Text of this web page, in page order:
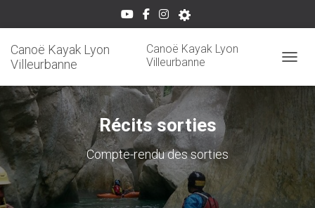
Canoë Kayak Lyon
Villeurbanne
Canoë Kayak Lyon
Villeurbanne
Récits sorties
Compte-rendu des sorties